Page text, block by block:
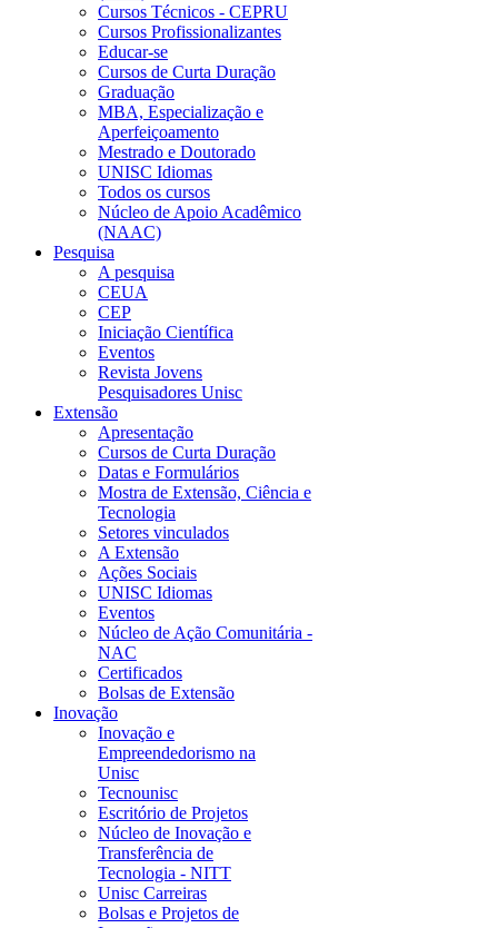
Cursos Técnicos - CEPRU
Cursos Profissionalizantes
Educar-se
Cursos de Curta Duração
Graduação
MBA, Especialização e
Aperfeiçoamento
Mestrado e Doutorado
UNISC Idiomas
Todos os cursos
Núcleo de Apoio Acadêmico
(NAAC)
Pesquisa
A pesquisa
CEUA
CEP
Iniciação Científica
Eventos
Revista Jovens
Pesquisadores Unisc
Extensão
Apresentação
Cursos de Curta Duração
Datas e Formulários
Mostra de Extensão, Ciência e
Tecnologia
Setores vinculados
A Extensão
Ações Sociais
UNISC Idiomas
Eventos
Núcleo de Ação Comunitária -
NAC
Certificados
Bolsas de Extensão
Inovação
Inovação e
Empreendedorismo na
Unisc
Tecnounisc
Escritório de Projetos
Núcleo de Inovação e
Transferência de
Tecnologia - NITT
Unisc Carreiras
Bolsas e Projetos de